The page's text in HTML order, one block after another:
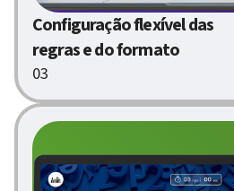
Configuração flexível das
regras e do formato
03